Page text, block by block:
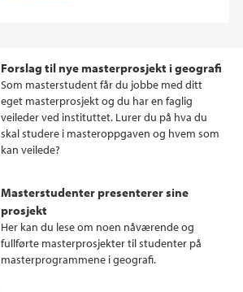
Forslag til nye masterprosjekt i geografi
Som masterstudent får du jobbe med ditt
eget masterprosjekt og du har en faglig
veileder ved instituttet. Lurer du på hva du
skal studere i masteroppgaven og hvem som
kan veilede?
Masterstudenter presenterer sine
prosjekt
Her kan du lese om noen nåværende og
fullførte masterprosjekter til studenter på
masterprogrammene i geografi.